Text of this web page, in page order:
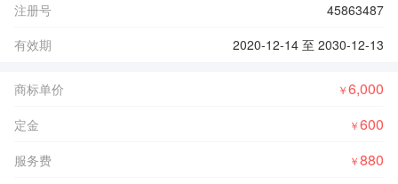
注册号
45863487
有效期
2020-12-14 至 2030-12-13
商标单价 ￥6,000
定金 ￥600
服务费 ￥880